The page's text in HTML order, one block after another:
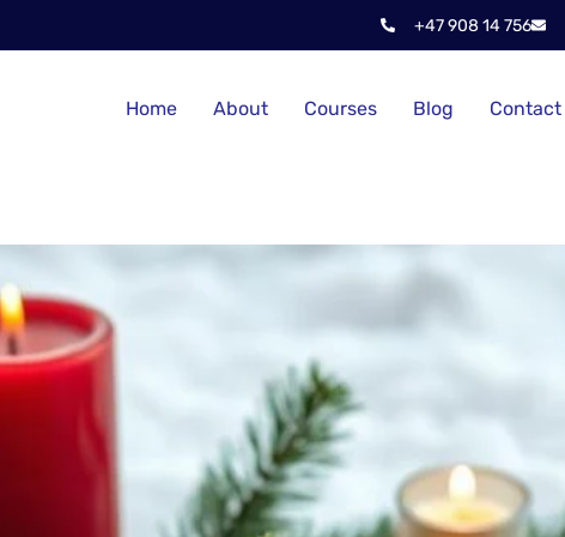
+47 908 14 756
Home About Courses Blog Contact